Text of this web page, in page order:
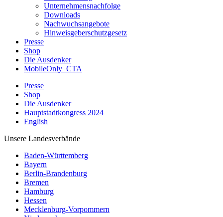
Unternehmensnachfolge
Downloads
Nachwuchsangebote
Hinweisgeberschutzgesetz
Presse
Shop
Die Ausdenker
MobileOnly_CTA
Presse
Shop
Die Ausdenker
Hauptstadtkongress 2024
English
Unsere Landesverbände
Baden-Württemberg
Bayern
Berlin-Brandenburg
Bremen
Hamburg
Hessen
Mecklenburg-Vorpommern